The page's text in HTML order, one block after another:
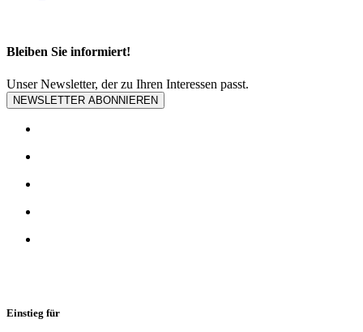
Bleiben Sie informiert!
Unser Newsletter, der zu Ihren Interessen passt.
NEWSLETTER ABONNIEREN
Einstieg für